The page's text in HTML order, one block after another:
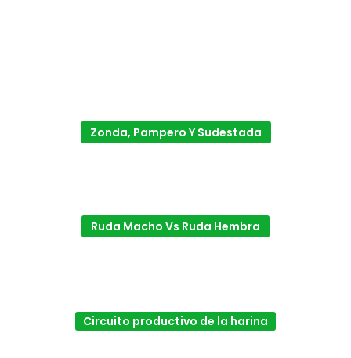
Zonda, Pampero Y Sudestada
Ruda Macho Vs Ruda Hembra
Circuito productivo de la harina